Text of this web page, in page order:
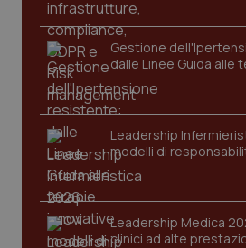
Gestione
dalle Linee Guida alle
Leadership
modelli di
Leadership Medica
clinici ad alte
CookieScriptConsent